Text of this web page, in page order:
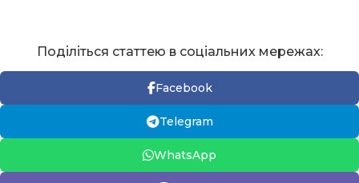
Поділіться статтею в соціальних мережах:
Facebook
Telegram
WhatsApp